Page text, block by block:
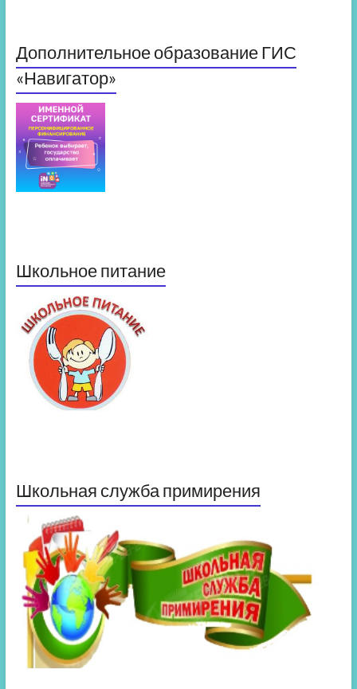
Дополнительное образование ГИС
«Навигатор»
Школьное питание
Школьная служба примирения